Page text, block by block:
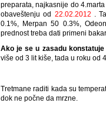
preparata, najkasnije do
obaveštenju od 22.02.2012 .
0.1%, Merpan 50 0.3%,
prednost treba dati primeni
Ako je se u zasadu
više od 3 lit kiše, tada u roku od
Tretmane raditi kada su
dok ne počne da mrzne.